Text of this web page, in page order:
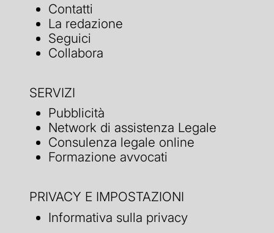
Contatti
La redazione
Seguici
Collabora
SERVIZI
Pubblicità
Network di assistenza Legale
Consulenza legale online
Formazione avvocati
PRIVACY E IMPOSTAZIONI
Informativa sulla privacy